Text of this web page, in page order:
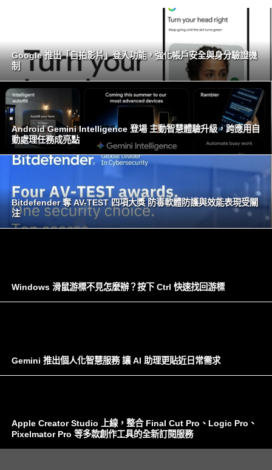
Google 推出「自拍影片」登入功能，強化帳戶安全與身分驗證機
制
Android Gemini Intelligence 登場 主動智慧體驗升級，跨應用自
動處理任務成亮點
Bitdefender 奪 AV-TEST 四項大獎 防毒軟體防護與效能表現受關
注
Windows 滑鼠游標不見怎麼辦？按下 Ctrl 快速找回游標
Gemini 推出個人化智慧服務 讓 AI 助理更貼近日常需求
Apple Creator Studio 上線，整合 Final Cut Pro、Logic Pro、
Pixelmator Pro 等多款創作工具的全新訂閱服務